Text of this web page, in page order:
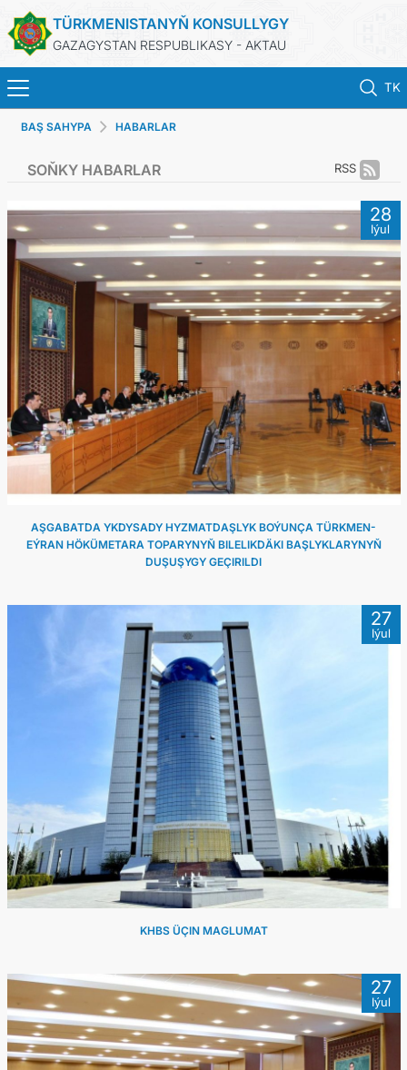
TÜRKMENISTANYŇ KONSULLYGY
GAZAGYSTAN RESPUBLIKASY - AKTAU
TK
BAŞ SAHYPA
TÜRKMENISTAN
KONSULLYK HYZMATLARY
DIM
KABUL EDILIŞIK
ARAGATNAŞYK
RESMINAMALAR
DYNÇ ALYŞ, BAÝRAMÇYLYK WE HATYRA GÜNLERI
BAŞ SAHYPA HABARLAR
RSS
SOŇKY HABARLAR
28
Iýul
AŞGABATDA YKDYSADY HYZMATDAŞLYK BOÝUNÇA TÜRKMEN-
EÝRAN HÖKÜMETARA TOPARYNYŇ BILELIKDÄKI BAŞLYKLARYNYŇ
DUŞUŞYGY GEÇIRILDI
27
Iýul
KHBS ÜÇIN MAGLUMAT
27
Iýul